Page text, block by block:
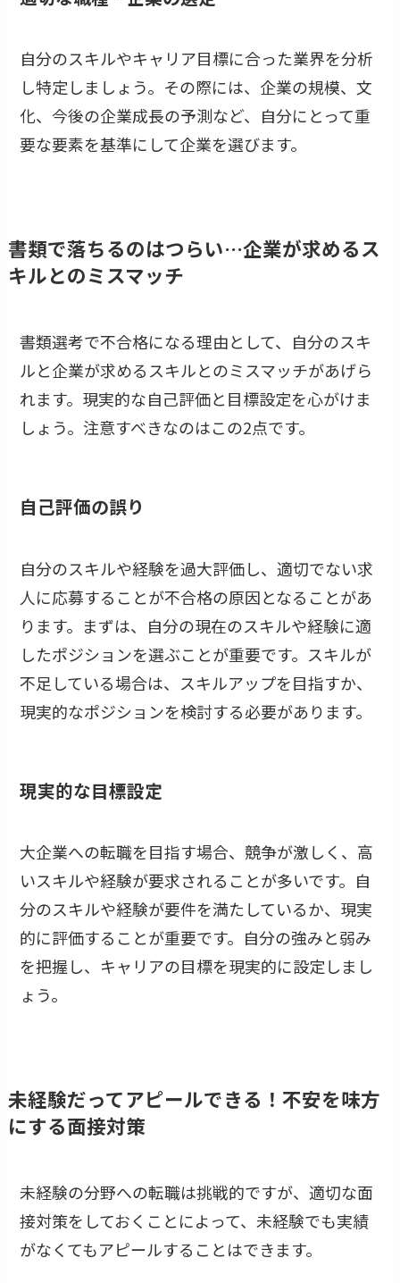
自分のスキルやキャリア目標に合った業界を分析
し特定しましょう。その際には、企業の規模、文
化、今後の企業成長の予測など、自分にとって重
要な要素を基準にして企業を選びます。
書類で落ちるのはつらい…企業が求めるス
キルとのミスマッチ
書類選考で不合格になる理由として、自分のスキ
ルと企業が求めるスキルとのミスマッチがあげら
れます。現実的な自己評価と目標設定を心がけま
しょう。注意すべきなのはこの2点です。
自己評価の誤り
自分のスキルや経験を過大評価し、適切でない求
人に応募することが不合格の原因となることがあ
ります。まずは、自分の現在のスキルや経験に適
したポジションを選ぶことが重要です。スキルが
不足している場合は、スキルアップを目指すか、
現実的なポジションを検討する必要があります。
現実的な目標設定
大企業への転職を目指す場合、競争が激しく、高
いスキルや経験が要求されることが多いです。自
分のスキルや経験が要件を満たしているか、現実
的に評価することが重要です。自分の強みと弱み
を把握し、キャリアの目標を現実的に設定しまし
ょう。
未経験だってアピールできる！不安を味方
にする面接対策
未経験の分野への転職は挑戦的ですが、適切な面
接対策をしておくことによって、未経験でも実績
がなくてもアピールすることはできます。